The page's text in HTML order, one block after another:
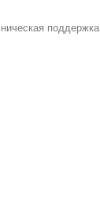
поддержка